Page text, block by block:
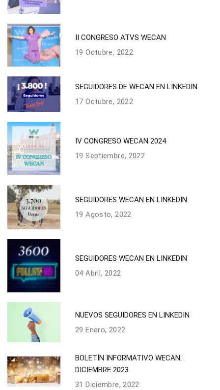
II CONGRESO ATVS WECAN
19 Octubre, 2022
SEGUIDORES DE WECAN EN LINKEDIN
17 Octubre, 2022
IV CONGRESO WECAN 2024
19 Septiembre, 2022
SEGUIDORES WECAN EN LINKEDIN
19 Agosto, 2022
SEGUIDORES WECAN EN LINKEDIN
04 Abril, 2022
NUEVOS SEGUIDORES EN LINKEDIN
29 Enero, 2022
BOLETÍN INFORMATIVO WECAN:
DICIEMBRE 2023
31 Diciembre, 2022